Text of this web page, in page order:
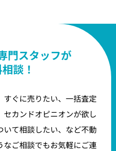
門スタッフが
談！
ぐに売りたい、一括査定
カンドオピニオンが欲し
いて相談したい、など不動
ご相談でもお気軽にご連